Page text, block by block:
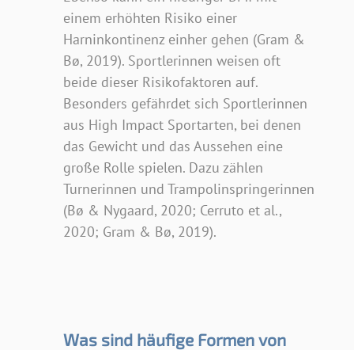
einem erhöhten Risiko einer
Harninkontinenz einher gehen (Gram &
Bø, 2019). Sportlerinnen weisen oft
beide dieser Risikofaktoren auf.
Besonders gefährdet sich Sportlerinnen
aus High Impact Sportarten, bei denen
das Gewicht und das Aussehen eine
große Rolle spielen. Dazu zählen
Turnerinnen und Trampolinspringerinnen
(Bø & Nygaard, 2020; Cerruto et al.,
2020; Gram & Bø, 2019).
Was sind häufige Formen von